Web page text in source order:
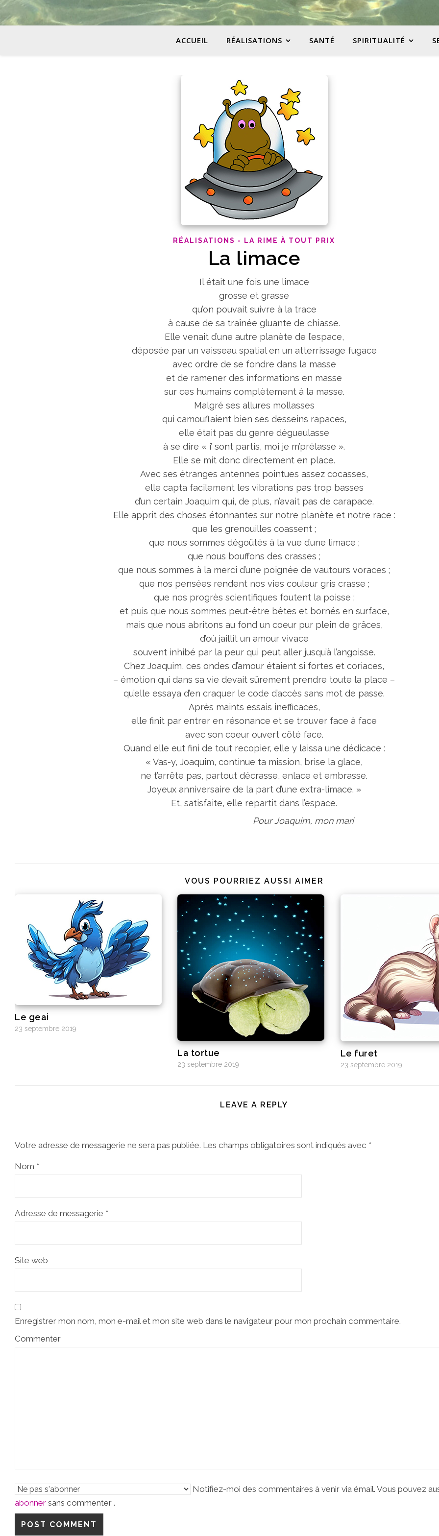
ACCUEIL RÉALISATIONS SANTÉ SPIRITUALITÉ
RÉALISATIONS - LA RIME À TOUT PRIX
La limace
Il était une fois une limace
grosse et grasse
qu’on pouvait suivre à la trace
à cause de sa traînée gluante de chiasse.
Elle venait d’une autre planète de l’espace,
déposée par un vaisseau spatial en un atterrissage fugace
avec ordre de se fondre dans la masse
et de ramener des informations en masse
sur ces humains complètement à la masse.
Malgré ses allures mollasses
qui camouflaient bien ses desseins rapaces,
elle était pas du genre dégueulasse
à se dire « i’ sont partis, moi je m’prélasse ».
Elle se mit donc directement en place.
Avec ses étranges antennes pointues assez cocasses,
elle capta facilement les vibrations pas trop basses
d’un certain Joaquim qui, de plus, n’avait pas de carapace.
Elle apprit des choses étonnantes sur notre planète et notre race :
que les grenouilles coassent ;
que nous sommes dégoûtés à la vue d’une limace ;
que nous bouffons des crasses ;
que nous sommes à la merci d’une poignée de vautours voraces ;
que nos pensées rendent nos vies couleur gris crasse ;
que nos progrès scientifiques foutent la poisse ;
et puis que nous sommes peut-être bêtes et bornés en surface,
mais que nous abritons au fond un coeur pur plein de grâces,
d’où jaillit un amour vivace
souvent inhibé par la peur qui peut aller jusqu’à l’angoisse.
Chez Joaquim, ces ondes d’amour étaient si fortes et coriaces,
– émotion qui dans sa vie devait sûrement prendre toute la place –
qu’elle essaya d’en craquer le code d’accès sans mot de passe.
Après maints essais inefficaces,
elle finit par entrer en résonance et se trouver face à face
avec son coeur ouvert côté face.
Quand elle eut fini de tout recopier, elle y laissa une dédicace :
« Vas-y, Joaquim, continue ta mission, brise la glace,
ne t’arrête pas, partout décrasse, enlace et embrasse.
Joyeux anniversaire de la part d’une extra-limace. »
Et, satisfaite, elle repartit dans l’espace.
Pour Joaquim, mon mari
VOUS POURRIEZ AUSSI AIMER
Le geai
23 septembre 2019
La tortue
23 septembre 2019
Le furet
23 septembre 2019
LEAVE A REPLY
Votre adresse de messagerie ne sera pas publiée. Les champs obligatoires sont indiqués avec *
Nom *
Adresse de messagerie *
Site web
Enregistrer mon nom, mon e-mail et mon site web dans le navigateur pour mon prochain commentaire.
Commenter
Notifiez-moi des commentaires à venir via émail. Vous pouvez
abonner sans commenter .